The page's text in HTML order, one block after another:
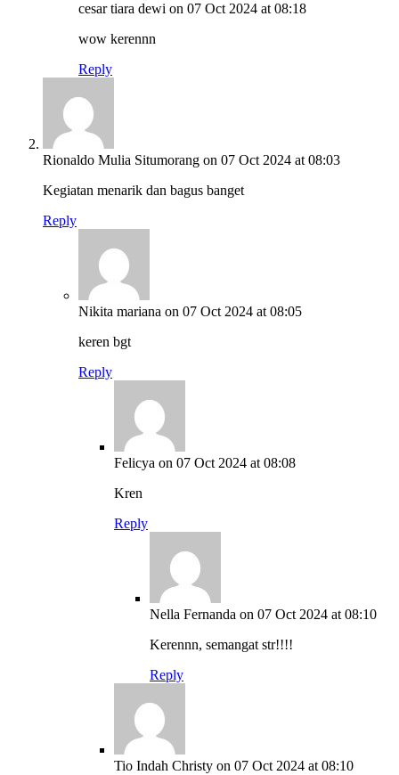
cesar tiara dewi on 07 Oct 2024 at 08:18
wow kerennn
Reply
Rionaldo Mulia Situmorang on 07 Oct 2024 at 08:03
Kegiatan menarik dan bagus banget
Reply
Nikita mariana on 07 Oct 2024 at 08:05
keren bgt
Reply
Felicya on 07 Oct 2024 at 08:08
Kren
Reply
Nella Fernanda on 07 Oct 2024 at 08:10
Kerennn, semangat str!!!!
Reply
Tio Indah Christy on 07 Oct 2024 at 08:10